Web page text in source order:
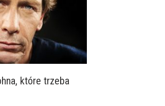
które trzeba